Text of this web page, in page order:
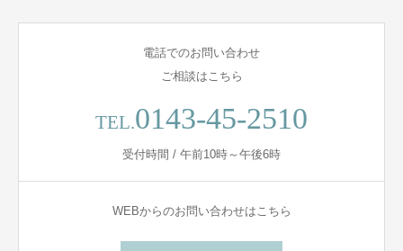
電話でのお問い合わせ
ご相談はこちら
TEL.0143-45-2510
受付時間 / 午前10時～午後6時
WEBからのお問い合わせはこちら